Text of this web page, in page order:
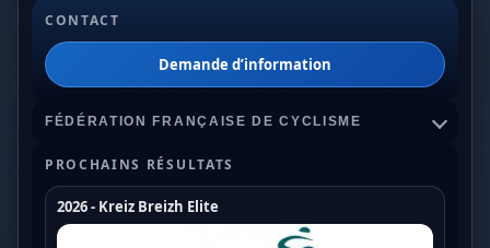
CONTACT
Demande d’information
FÉDÉRATION FRANÇAISE DE CYCLISME
Championnats de France
PROCHAINS RÉSULTATS
2026 - Kreiz Breizh Elite